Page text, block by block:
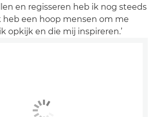
en regisseren heb ik nog steeds
heb een hoop mensen om me
opkijk en die mij inspireren.’